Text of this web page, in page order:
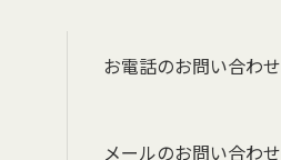
お電話のお問い合わせ
メールのお問い合わせ